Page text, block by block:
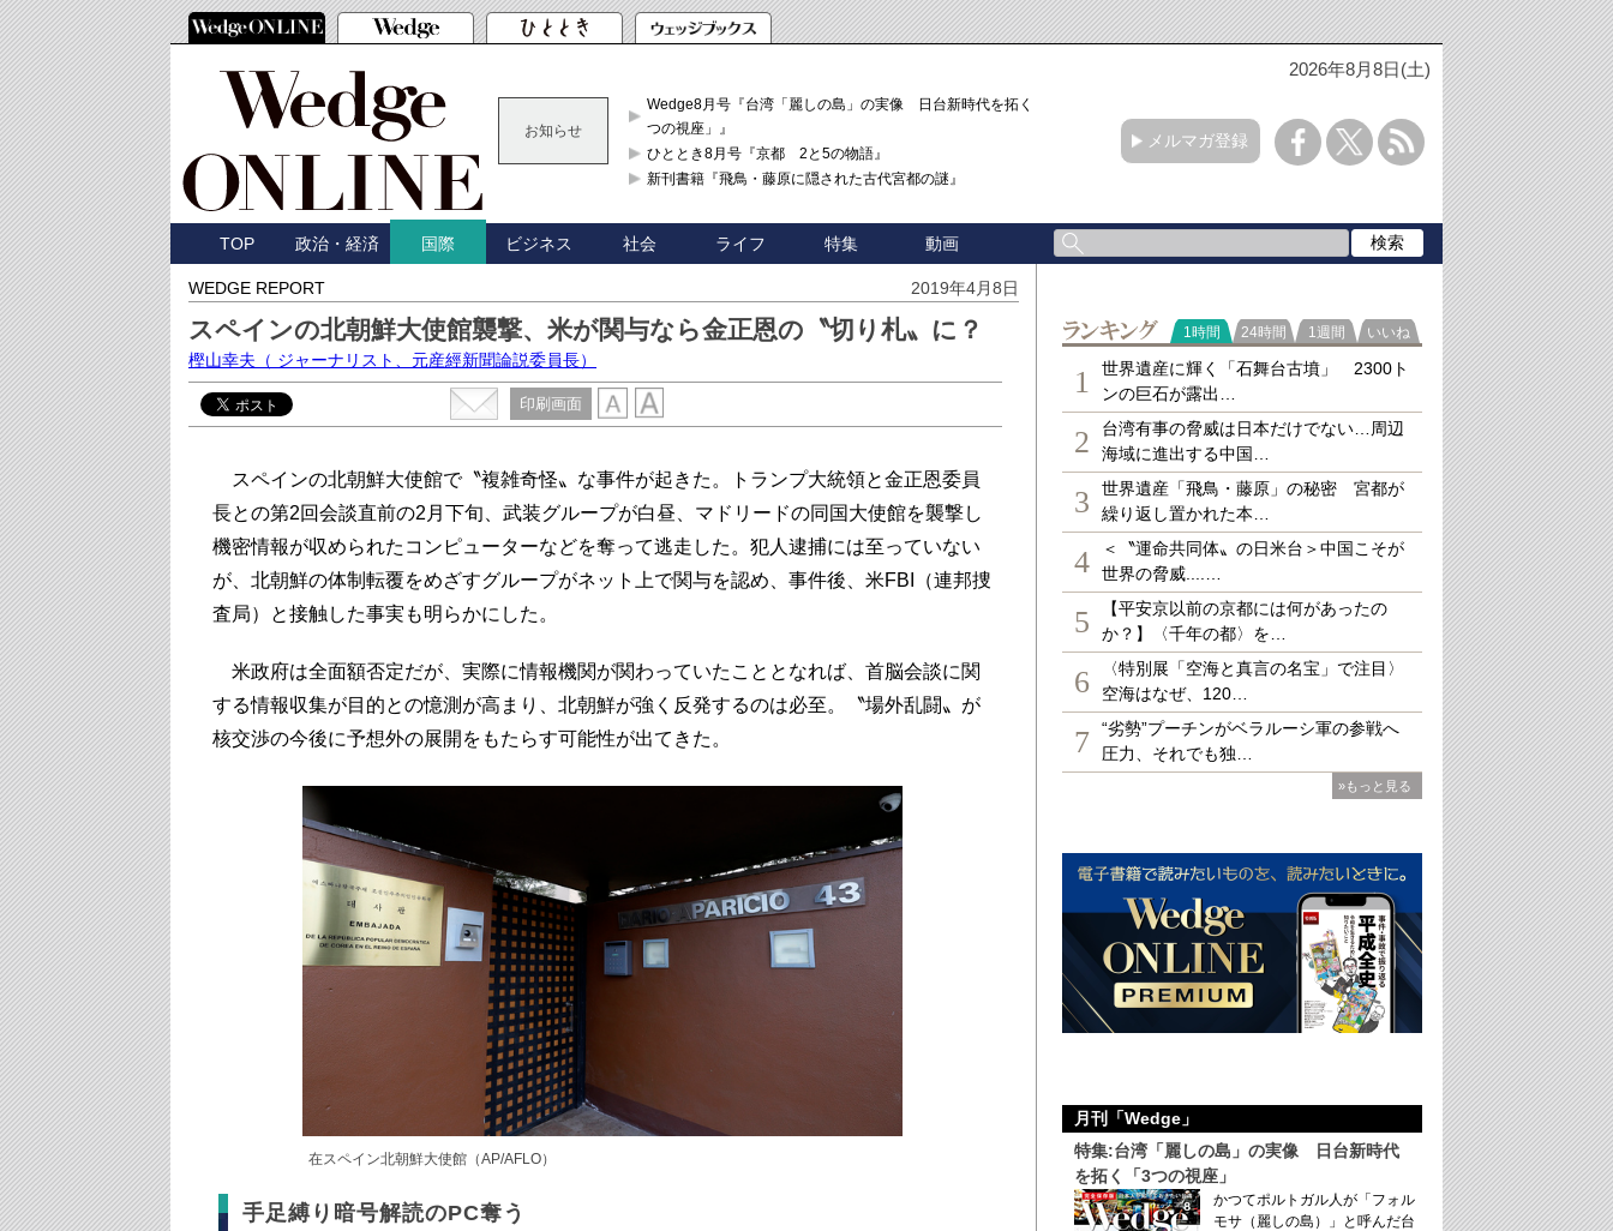
2026年8月8日(土)
お知らせ
Wedge8月号『台湾「麗しの島」の実像 日台新時代を拓く「3
つの視座」』
ひととき8月号『京都 2と5の物語』
新刊書籍『飛鳥・藤原に隠された古代宮都の謎』
メルマガ登録
TOP 政治・経済 国際 ビジネス 社会 ライフ 特集 動画
WEDGE REPORT 2019年4月8日
スペインの北朝鮮大使館襲撃、米が関与なら金正恩の〝切り札〟に？
樫山幸夫 （ ジャーナリスト、元産經新聞論説委員長）
印刷画面
スペインの北朝鮮大使館で〝複雑奇怪〟な事件が起きた。トランプ大統領と金正恩委員
長との第2回会談直前の2月下旬、武装グループが白昼、マドリードの同国大使館を襲撃し
機密情報が収められたコンピューターなどを奪って逃走した。犯人逮捕には至っていない
が、北朝鮮の体制転覆をめざすグループがネット上で関与を認め、事件後、米FBI（連邦捜
査局）と接触した事実も明らかにした。
米政府は全面額否定だが、実際に情報機関が関わっていたこととなれば、首脳会談に関
する情報収集が目的との憶測が高まり、北朝鮮が強く反発するのは必至。〝場外乱闘〟が
核交渉の今後に予想外の展開をもたらす可能性が出てきた。
在スペイン北朝鮮大使館（AP/AFLO）
手足縛り暗号解読のPC奪う
ランキング
1時間 24時間 1週間 いいね
1
世界遺産に輝く「石舞台古墳」 2300ト
ンの巨石が露出…
2
台湾有事の脅威は日本だけでない…周辺
海域に進出する中国…
3
世界遺産「飛鳥・藤原」の秘密 宮都が
繰り返し置かれた本…
4
＜〝運命共同体〟の日米台＞中国こそが
世界の脅威....…
5
【平安京以前の京都には何があったの
か？】〈千年の都〉を…
6
〈特別展「空海と真言の名宝」で注目〉
空海はなぜ、120…
7
“劣勢”プーチンがベラルーシ軍の参戦へ
圧力、それでも独…
»もっと見る
月刊「Wedge」
特集:台湾「麗しの島」の実像 日台新時代
を拓く「3つの視座」
かつてポルトガル人が「フォル
モサ（麗しの島）」と呼んだ台